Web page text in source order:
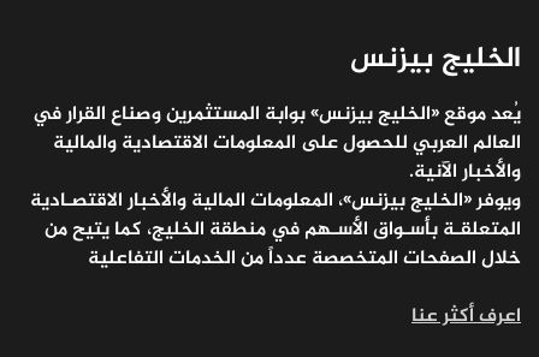
الخليج بيزنس
يُعد موقع «الخليج بيزنس» بوابة المستثمرين وصناع القرار في
العالم العربي للحصول على المعلومات الاقتصادية والمالية
والأخبار الآنية.
ويوفر «الخليج بيزنس»، المعلومات المالية والأخبار الاقتصـادية
المتعلقـة بأسـواق الأسـهم في منطقة الخليج، كما يتيح من
خلال الصفحات المتخصصة عدداً من الخدمات التفاعلية
اعرف أكثر عنا